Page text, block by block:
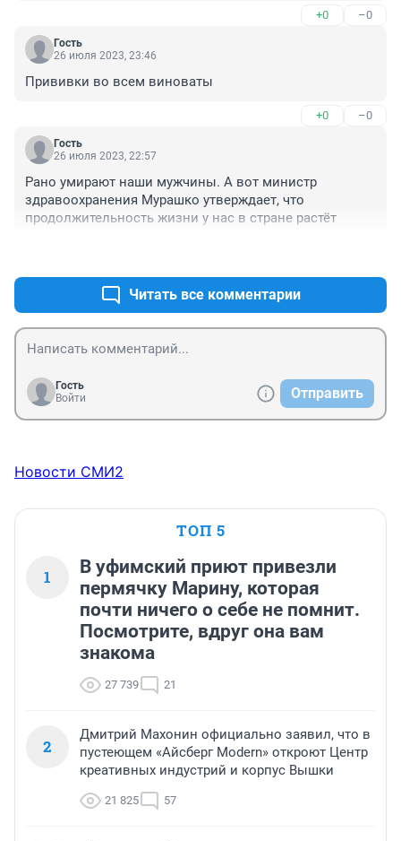
+0 –0
Гость
26 июля 2023, 23:46
Прививки во всем виноваты
+0 –0
Гость
26 июля 2023, 22:57
Рано умирают наши мужчины. А вот министр
здравоохранения Мурашко утверждает, что
продолжительность жизни у нас в стране растёт
Читать все комментарии
Гость
Войти
Отправить
Новости СМИ2
ТОП 5
1
В уфимский приют привезли
пермячку Марину, которая
почти ничего о себе не помнит.
Посмотрите, вдруг она вам
знакома
27 739 21
2
Дмитрий Махонин официально заявил, что в
пустеющем «Айсберг Modern» откроют Центр
креативных индустрий и корпус Вышки
21 825 57